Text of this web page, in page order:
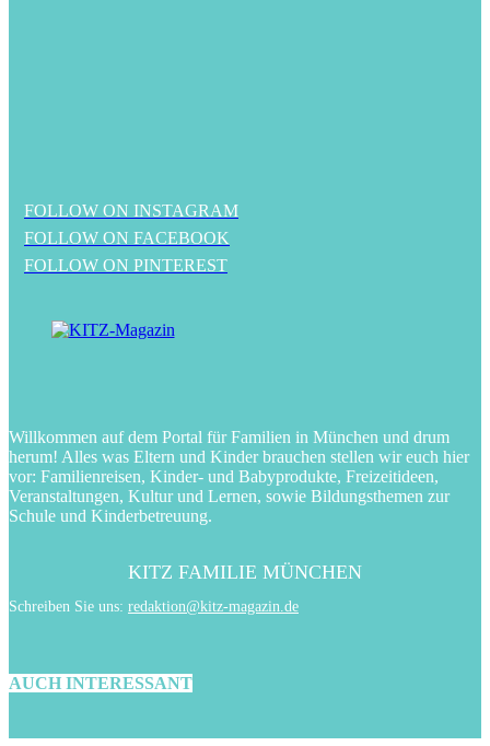
FOLLOW ON INSTAGRAM
FOLLOW ON FACEBOOK
FOLLOW ON PINTEREST
Willkommen auf dem Portal für Familien in München und drum
herum! Alles was Eltern und Kinder brauchen stellen wir euch hier
vor: Familienreisen, Kinder- und Babyprodukte, Freizeitideen,
Veranstaltungen, Kultur und Lernen, sowie Bildungsthemen zur
Schule und Kinderbetreuung.
KITZ FAMILIE MÜNCHEN
Schreiben Sie uns: redaktion@kitz-magazin.de
AUCH INTERESSANT